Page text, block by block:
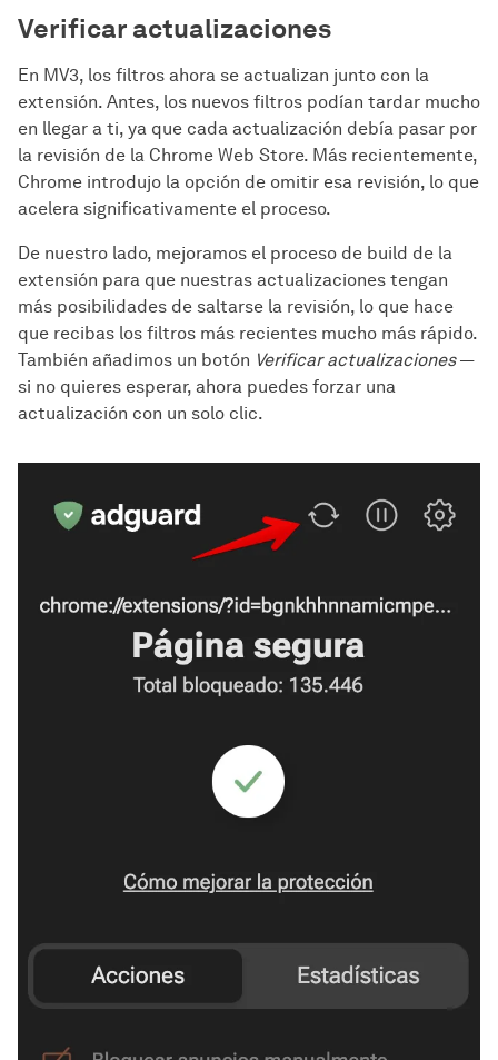
Verificar actualizaciones
En MV3, los filtros ahora se actualizan junto con la
extensión. Antes, los nuevos filtros podían tardar mucho
en llegar a ti, ya que cada actualización debía pasar por
la revisión de la Chrome Web Store. Más recientemente,
Chrome introdujo la opción de omitir esa revisión, lo que
acelera significativamente el proceso.
De nuestro lado, mejoramos el proceso de build de la
extensión para que nuestras actualizaciones tengan
más posibilidades de saltarse la revisión, lo que hace
que recibas los filtros más recientes mucho más rápido.
También añadimos un botón Verificar actualizaciones—
si no quieres esperar, ahora puedes forzar una
actualización con un solo clic.